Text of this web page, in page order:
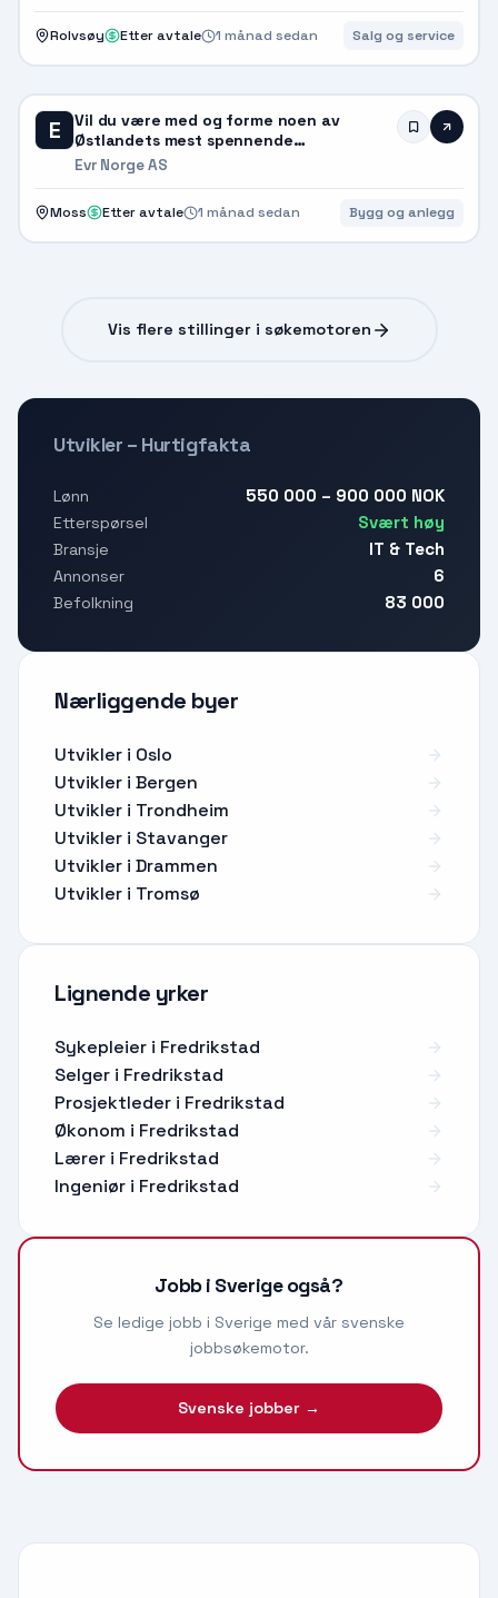
Rolvsøy Etter avtale 1 månad sedan Salg og service
E
Vil du være med og forme noen av
Østlandets mest spennende
byggeprosjekter?
Evr Norge AS
Moss Etter avtale 1 månad sedan Bygg og anlegg
Vis flere stillinger i søkemotoren
Utvikler – Hurtigfakta
Lønn 550 000 – 900 000 NOK
Etterspørsel Svært høy
Bransje IT & Tech
Annonser 6
Befolkning 83 000
Nærliggende byer
Utvikler i Oslo
Utvikler i Bergen
Utvikler i Trondheim
Utvikler i Stavanger
Utvikler i Drammen
Utvikler i Tromsø
Lignende yrker
Sykepleier i Fredrikstad
Selger i Fredrikstad
Prosjektleder i Fredrikstad
Økonom i Fredrikstad
Lærer i Fredrikstad
Ingeniør i Fredrikstad
Jobb i Sverige også?
Se ledige jobb i Sverige med vår svenske
jobbsøkemotor.
Svenske jobber →